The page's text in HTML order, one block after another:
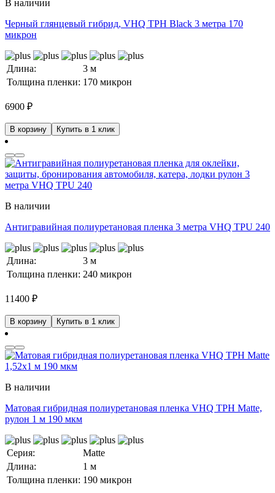
В наличии
Черный глянцевый гибрид, VHQ TPH Black 3 метра 170
микрон
Длина:
3 м
Толщина пленки: 170 микрон
6900 ₽
В корзину Купить в 1 клик
В наличии
Антигравийная полиуретановая пленка 3 метра VHQ TPU 240
Длина:
3 м
Толщина пленки: 240 микрон
11400 ₽
В корзину Купить в 1 клик
В наличии
Матовая гибридная полиуретановая пленка VHQ TPH Matte,
рулон 1 м 190 мкм
Серия:
Matte
Длина:
1 м
Толщина пленки: 190 микрон